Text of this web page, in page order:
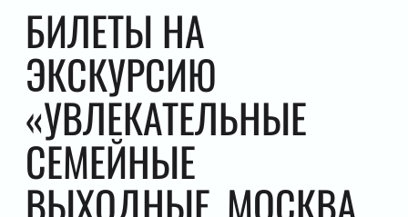
БИЛЕТЫ НА
ЭКСКУРСИЮ
«УВЛЕКАТЕЛЬНЫЕ
СЕМЕЙНЫЕ
ВЫХОДНЫЕ. МОСКВА